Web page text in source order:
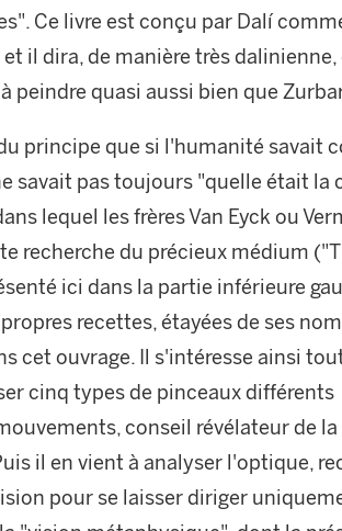
Ce livre est conçu par Dalí
il dira, de manière très dalinienne,
peindre quasi aussi bien que
principe que si l'humanité savait
savait pas toujours "quelle était la
lequel les frères Van Eyck ou
recherche du précieux médium
ici dans la partie inférieure
recettes, étayées de ses
cet ouvrage. Il s'intéresse ainsi
cinq types de pinceaux différents
conseil révélateur de
il en vient à analyser l'optique,
pour se laisser diriger